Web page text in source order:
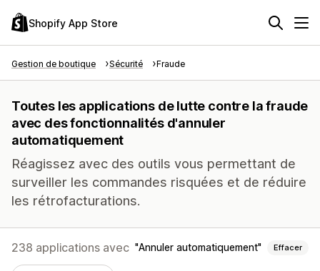
Shopify App Store
Gestion de boutique Sécurité Fraude
Toutes les applications de lutte contre la fraude
avec des fonctionnalités d'annuler
automatiquement
Réagissez avec des outils vous permettant de
surveiller les commandes risquées et de réduire
les rétrofacturations.
238 applications avec Annuler automatiquement Effacer